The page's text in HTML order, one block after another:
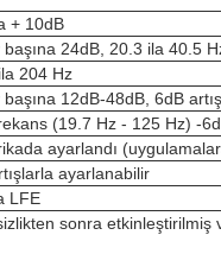
+ 10dB
24dB, 20.3 ila 40.5
204 Hz
12dB-48dB, 6dB artış
(19.7 Hz - 125 Hz) -
ayarlandı
ayarlanabilir
LFE
sonra etkinleştirilmiş